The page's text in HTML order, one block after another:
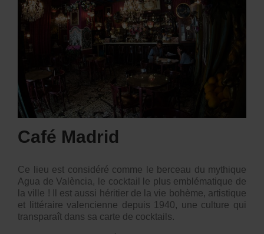
Café Madrid
Ce lieu est considéré comme le berceau du mythique
Agua de València, le cocktail le plus emblématique de
la ville ! Il est aussi héritier de la vie bohème, artistique
et littéraire valencienne depuis 1940, une culture qui
transparaît dans sa carte de cocktails.